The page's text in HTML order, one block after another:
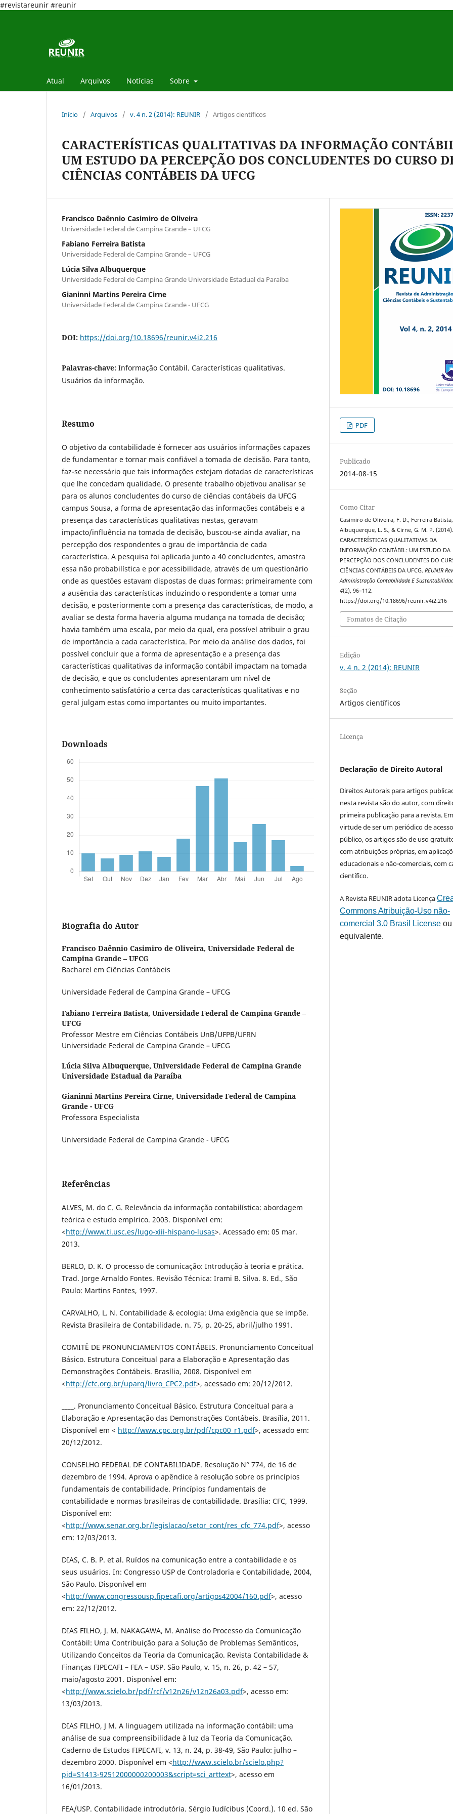
#revistareunir #reunir
Atual Arquivos Notícias Sobre
Início / Arquivos / v. 4 n. 2 (2014): REUNIR / Artigos científicos
CARACTERÍSTICAS QUALITATIVAS DA INFORMAÇÃO
UM ESTUDO DA PERCEPÇÃO DOS CONCLUDENTES DO CURSO
CIÊNCIAS CONTÁBEIS DA UFCG
Francisco Daênnio Casimiro de Oliveira
Universidade Federal de Campina Grande – UFCG
Fabiano Ferreira Batista
Universidade Federal de Campina Grande – UFCG
Lúcia Silva Albuquerque
Universidade Federal de Campina Grande Universidade Estadual da Paraíba
Gianinni Martins Pereira Cirne
Universidade Federal de Campina Grande - UFCG
DOI: https://doi.org/10.18696/reunir.v4i2.216
Palavras-chave: Informação Contábil. Características qualitativas.
Usuários da informação.
Resumo
O objetivo da contabilidade é fornecer aos usuários informações capazes
de fundamentar e tornar mais confiável a tomada de decisão. Para tanto,
faz-se necessário que tais informações estejam dotadas de características
que lhe concedam qualidade. O presente trabalho objetivou analisar se
para os alunos concludentes do curso de ciências contábeis da UFCG
campus Sousa, a forma de apresentação das informações contábeis e a
presença das características qualitativas nestas, geravam
impacto/influência na tomada de decisão, buscou-se ainda avaliar, na
percepção dos respondentes o grau de importância de cada
característica. A pesquisa foi aplicada junto a 40 concludentes, amostra
essa não probabilística e por acessibilidade, através de um questionário
onde as questões estavam dispostas de duas formas: primeiramente com
a ausência das características induzindo o respondente a tomar uma
decisão, e posteriormente com a presença das características, de modo, a
avaliar se desta forma haveria alguma mudança na tomada de decisão;
havia também uma escala, por meio da qual, era possível atribuir o grau
de importância a cada característica. Por meio da análise dos dados, foi
possível concluir que a forma de apresentação e a presença das
características qualitativas da informação contábil impactam na tomada
de decisão, e que os concludentes apresentaram um nível de
conhecimento satisfatório a cerca das características qualitativas e no
geral julgam estas como importantes ou muito importantes.
Downloads
Biografia do Autor
Francisco Daênnio Casimiro de Oliveira, Universidade Federal de
Campina Grande – UFCG
Bacharel em Ciências Contábeis
Universidade Federal de Campina Grande – UFCG
Fabiano Ferreira Batista, Universidade Federal de Campina Grande –
UFCG
Professor Mestre em Ciências Contábeis UnB/UFPB/UFRN
Universidade Federal de Campina Grande – UFCG
Lúcia Silva Albuquerque, Universidade Federal de Campina Grande
Universidade Estadual da Paraíba
Gianinni Martins Pereira Cirne, Universidade Federal de Campina
Grande - UFCG
Professora Especialista
Universidade Federal de Campina Grande - UFCG
Referências
ALVES, M. do C. G. Relevância da informação contabilística: abordagem
teórica e estudo empírico. 2003. Disponível em:
<http://www.ti.usc.es/lugo-xiii-hispano-lusas>. Acessado em: 05 mar.
2013.
BERLO, D. K. O processo de comunicação: Introdução à teoria e prática.
Trad. Jorge Arnaldo Fontes. Revisão Técnica: Irami B. Silva. 8. Ed., São
Paulo: Martins Fontes, 1997.
CARVALHO, L. N. Contabilidade & ecologia: Uma exigência que se impõe.
Revista Brasileira de Contabilidade. n. 75, p. 20-25, abril/julho 1991.
COMITÊ DE PRONUNCIAMENTOS CONTÁBEIS. Pronunciamento Conceitual
Básico. Estrutura Conceitual para a Elaboração e Apresentação das
Demonstrações Contábeis. Brasília, 2008. Disponível em
<http://cfc.org.br/uparq/livro_CPC2.pdf>, acessado em: 20/12/2012.
____. Pronunciamento Conceitual Básico. Estrutura Conceitual para a
Elaboração e Apresentação das Demonstrações Contábeis. Brasília, 2011.
Disponível em < http://www.cpc.org.br/pdf/cpc00_r1.pdf>, acessado em:
20/12/2012.
CONSELHO FEDERAL DE CONTABILIDADE. Resolução N° 774, de 16 de
dezembro de 1994. Aprova o apêndice à resolução sobre os princípios
fundamentais de contabilidade. Princípios fundamentais de
contabilidade e normas brasileiras de contabilidade. Brasília: CFC, 1999.
Disponível em:
<http://www.senar.org.br/legislacao/setor_cont/res_cfc_774.pdf>, acesso
em: 12/03/2013.
DIAS, C. B. P. et al. Ruídos na comunicação entre a contabilidade e os
seus usuários. In: Congresso USP de Controladoria e Contabilidade, 2004,
São Paulo. Disponível em
<http://www.congressousp.fipecafi.org/artigos42004/160.pdf>, acesso
em: 22/12/2012.
DIAS FILHO, J. M. NAKAGAWA, M. Análise do Processo da Comunicação
Contábil: Uma Contribuição para a Solução de Problemas Semânticos,
Utilizando Conceitos da Teoria da Comunicação. Revista Contabilidade &
Finanças FIPECAFI – FEA – USP. São Paulo, v. 15, n. 26, p. 42 – 57,
maio/agosto 2001. Disponível em:
<http://www.scielo.br/pdf/rcf/v12n26/v12n26a03.pdf>, acesso em:
13/03/2013.
DIAS FILHO, J M. A linguagem utilizada na informação contábil: uma
análise de sua compreensibilidade à luz da Teoria da Comunicação.
Caderno de Estudos FIPECAFI, v. 13, n. 24, p. 38-49, São Paulo: julho –
dezembro 2000. Disponível em <http://www.scielo.br/scielo.php?
pid=S1413-92512000000200003&script=sci_arttext>, acesso em
16/01/2013.
FEA/USP. Contabilidade introdutória. Sérgio Iudícibus (Coord.). 10 ed. São
PDF
Publicado
2014-08-15
Como Citar
Casimiro de Oliveira, F. D., Ferreira
Albuquerque, L. S., & Cirne, G. M. P.
CARACTERÍSTICAS QUALITATIVAS DA
INFORMAÇÃO CONTÁBIL: UM ESTUDO DA
PERCEPÇÃO DOS CONCLUDENTES DO
CIÊNCIAS CONTÁBEIS DA UFCG.REUNIR
Administração Contabilidade E
4(2), 96–112.
https://doi.org/10.18696/reunir.v4i2.216
Fomatos de Citação
Edição
v. 4 n. 2 (2014): REUNIR
Seção
Artigos científicos
Licença
Declaração de Direito Autoral
Direitos Autorais para artigos
nesta revista são do autor, com
primeira publicação para a revista.
virtude de ser um periódico de
público, os artigos são de uso
com atribuições próprias, em
educacionais e não-comerciais, com
científico.
A Revista REUNIR adota Licença
Commons Atribuição-Uso não-
comercial 3.0 Brasil License
equivalente.